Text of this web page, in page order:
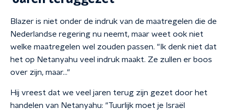
Blazer is niet onder de indruk van de maatregelen die de
Nederlandse regering nu neemt, maar weet ook niet
welke maatregelen wel zouden passen. "Ik denk niet dat
het op Netanyahu veel indruk maakt. Ze zullen er boos
over zijn, maar..."
Hij vreest dat we veel jaren terug zijn gezet door het
handelen van Netanyahu: "Tuurlijk moet je Israël